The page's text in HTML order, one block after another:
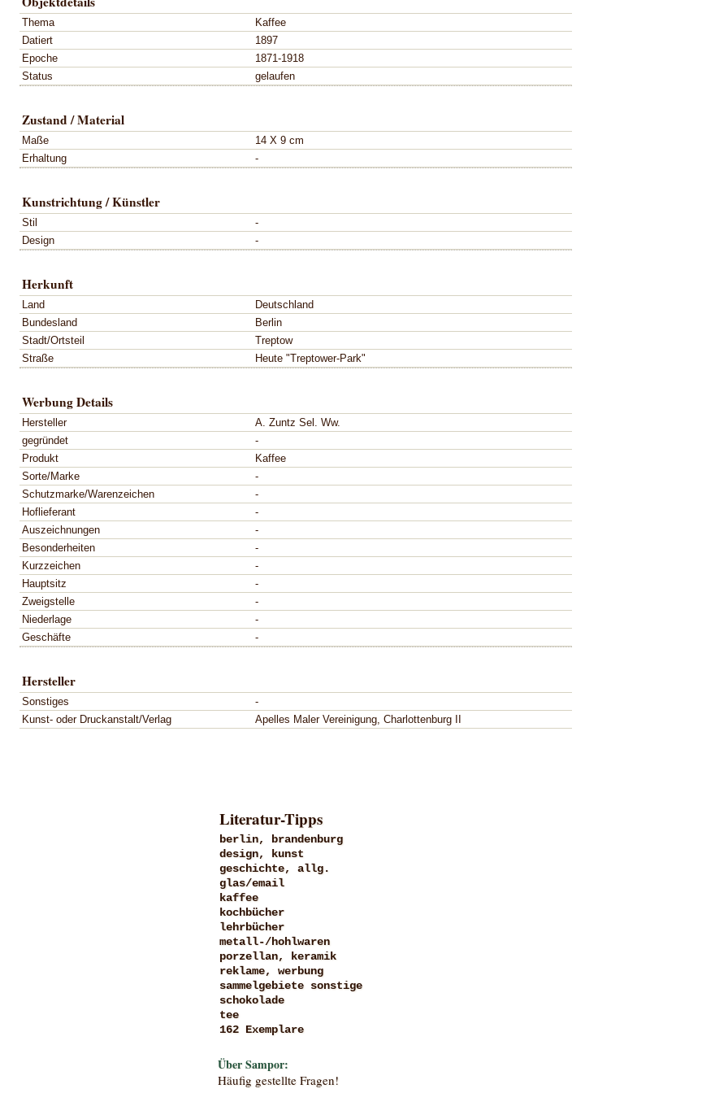
Thema
Kaffee
Datiert
1897
Epoche
1871-1918
Status
gelaufen
Zustand / Material
Maße
14 X 9 cm
Erhaltung
-
Kunstrichtung / Künstler
Stil
-
Design
-
Herkunft
Land
Deutschland
Bundesland
Berlin
Stadt/Ortsteil
Treptow
Straße
Heute "Treptower-Park"
Werbung Details
Hersteller
A. Zuntz Sel. Ww.
gegründet
-
Produkt
Kaffee
Sorte/Marke
-
Schutzmarke/Warenzeichen
-
Hoflieferant
-
Auszeichnungen
-
Besonderheiten
-
Kurzzeichen
-
Hauptsitz
-
Zweigstelle
-
Niederlage
-
Geschäfte
-
Hersteller
Sonstiges
-
Kunst- oder Druckanstalt/Verlag
Apelles Maler Vereinigung, Charlottenburg II
Literatur-Tipps
berlin, brandenburg
design, kunst
geschichte, allg.
glas/email
kaffee
kochbücher
lehrbücher
metall-/hohlwaren
porzellan, keramik
reklame, werbung
sammelgebiete sonstige
schokolade
tee
162 Exemplare
Über Sampor:
Häufig gestellte Fragen!